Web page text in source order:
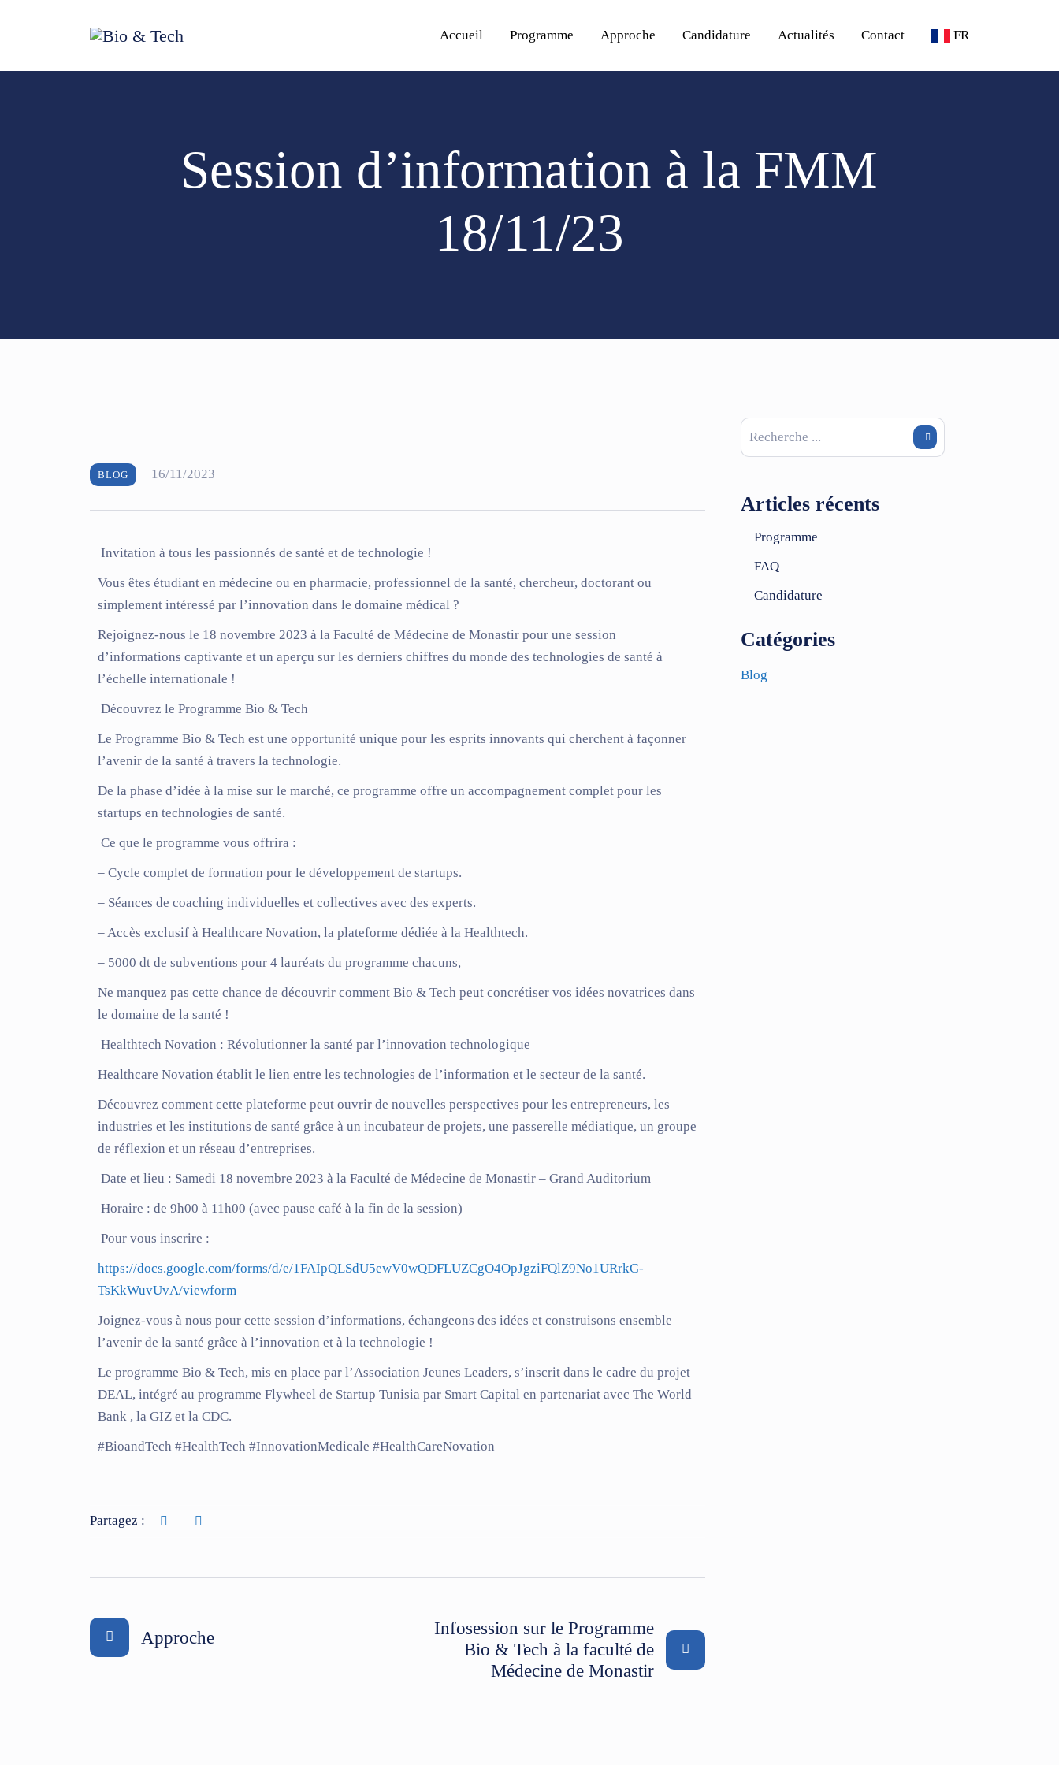
Accueil Programme Approche Candidature Actualités Contact FR
Session d’information à la FMM
18/11/23
BLOG 16/11/2023
Invitation à tous les passionnés de santé et de technologie !
Vous êtes étudiant en médecine ou en pharmacie, professionnel de la santé, chercheur, doctorant ou
simplement intéressé par l’innovation dans le domaine médical ?
Rejoignez-nous le 18 novembre 2023 à la Faculté de Médecine de Monastir pour une session
d’informations captivante et un aperçu sur les derniers chiffres du monde des technologies de santé à
l’échelle internationale !
Découvrez le Programme Bio & Tech
Le Programme Bio & Tech est une opportunité unique pour les esprits innovants qui cherchent à façonner
l’avenir de la santé à travers la technologie.
De la phase d’idée à la mise sur le marché, ce programme offre un accompagnement complet pour les
startups en technologies de santé.
Ce que le programme vous offrira :
– Cycle complet de formation pour le développement de startups.
– Séances de coaching individuelles et collectives avec des experts.
– Accès exclusif à Healthcare Novation, la plateforme dédiée à la Healthtech.
– 5000 dt de subventions pour 4 lauréats du programme chacuns,
Ne manquez pas cette chance de découvrir comment Bio & Tech peut concrétiser vos idées novatrices dans
le domaine de la santé !
Healthtech Novation : Révolutionner la santé par l’innovation technologique
Healthcare Novation établit le lien entre les technologies de l’information et le secteur de la santé.
Découvrez comment cette plateforme peut ouvrir de nouvelles perspectives pour les entrepreneurs, les
industries et les institutions de santé grâce à un incubateur de projets, une passerelle médiatique, un groupe
de réflexion et un réseau d’entreprises.
Date et lieu : Samedi 18 novembre 2023 à la Faculté de Médecine de Monastir – Grand Auditorium
Horaire : de 9h00 à 11h00 (avec pause café à la fin de la session)
Pour vous inscrire :
https://docs.google.com/forms/d/e/1FAIpQLSdU5ewV0wQDFLUZCgO4OpJgziFQlZ9No1URrkG-
TsKkWuvUvA/viewform
Joignez-vous à nous pour cette session d’informations, échangeons des idées et construisons ensemble
l’avenir de la santé grâce à l’innovation et à la technologie !
Le programme Bio & Tech, mis en place par l’Association Jeunes Leaders, s’inscrit dans le cadre du projet
DEAL, intégré au programme Flywheel de Startup Tunisia par Smart Capital en partenariat avec The World
Bank , la GIZ et la CDC.
#BioandTech #HealthTech #InnovationMedicale #HealthCareNovation
Partagez :
Approche
Infosession sur le Programme
Bio & Tech à la faculté de
Médecine de Monastir
Articles récents
Programme
FAQ
Candidature
Catégories
Blog